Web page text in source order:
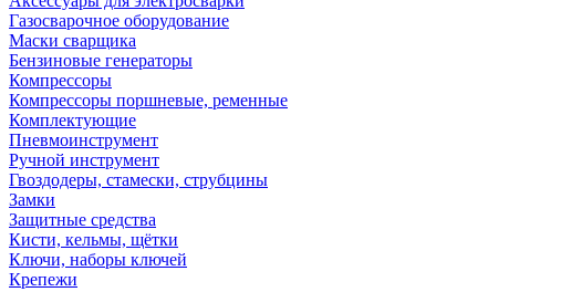
Газосварочное оборудование
Маски сварщика
Бензиновые генераторы
Компрессоры
Компрессоры поршневые, ременные
Комплектующие
Пневмоинструмент
Ручной инструмент
Гвоздодеры, стамески, струбцины
Замки
Защитные средства
Кисти, кельмы, щётки
Ключи, наборы ключей
Крепежи